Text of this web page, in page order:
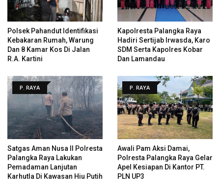
Polsek Pahandut Identifikasi
Kebakaran Rumah, Warung
Dan 8 Kamar Kos Di Jalan
R.A. Kartini
Kapolresta Palangka Raya
Hadiri Sertijab Irwasda, Karo
SDM Serta Kapolres Kobar
Dan Lamandau
P. RAYA
Satgas Aman Nusa II Polresta
Palangka Raya Lakukan
Pemadaman Lanjutan
Karhutla Di Kawasan Hiu Putih
P. RAYA
Awali Pam Aksi Damai,
Polresta Palangka Raya Gelar
Apel Kesiapan Di Kantor PT.
PLN UP3